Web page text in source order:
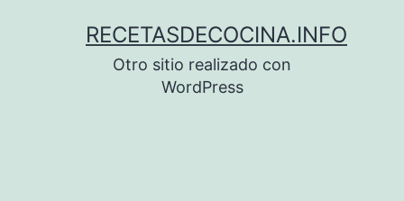
RECETASDECOCINA.INFO
Otro sitio realizado con
WordPress